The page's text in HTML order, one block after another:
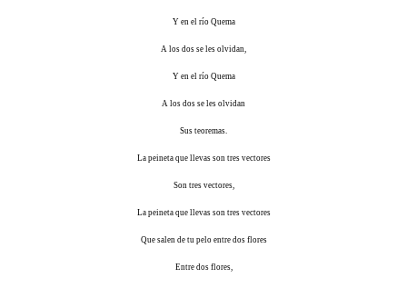
Y en el río Quema
A los dos se les olvidan,
Y en el río Quema
A los dos se les olvidan
Sus teoremas.
La peineta que llevas son tres vectores
Son tres vectores,
La peineta que llevas son tres vectores
Que salen de tu pelo entre dos flores
Entre dos flores,